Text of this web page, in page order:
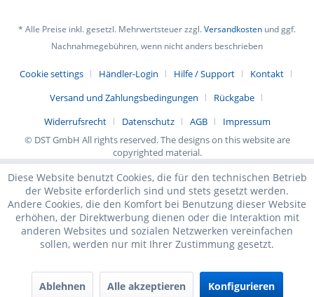
* Alle Preise inkl. gesetzl. Mehrwertsteuer zzgl.Versandkosten und ggf.
Nachnahmegebühren, wenn nicht anders beschrieben
Cookie settings Händler-Login Hilfe / Support
Kontakt
Versand und Zahlungsbedingungen
Rückgabe
Widerrufsrecht
Datenschutz AGB
Impressum
© DST GmbH All rights reserved. The designs on this website are
copyrighted material.
Diese Website benutzt Cookies, die für den technischen Betrieb
der Website erforderlich sind und stets gesetzt werden.
Andere Cookies, die den Komfort bei Benutzung dieser Website
erhöhen, der Direktwerbung dienen oder die Interaktion mit
anderen Websites und sozialen Netzwerken vereinfachen
sollen, werden nur mit Ihrer Zustimmung gesetzt.
Ablehnen Alle akzeptieren Konfigurieren